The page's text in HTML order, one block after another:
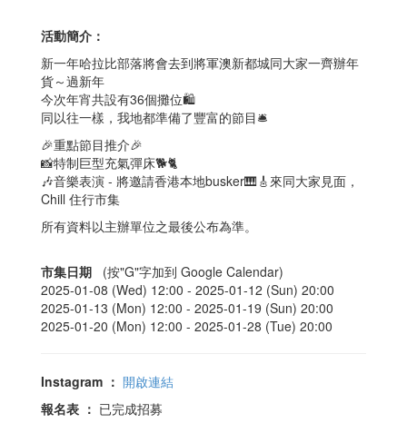
活動簡介：
新一年哈拉比部落將會去到將軍澳新都城同大家一齊辦年
貨～過新年
今次年宵共設有36個攤位🛍️
同以往一樣，我地都準備了豐富的節目🛎️
🎉重點節目推介🎉
📸特制巨型充氣彈床🐕🐈
🎶音樂表演 - 將邀請香港本地busker🎹🎸來同大家見面，
Chill 住行市集
所有資料以主辦單位之最後公布為準。
市集日期
(按"G"字加到 Google Calendar)
2025-01-08 (Wed) 12:00 - 2025-01-12 (Sun) 20:00
2025-01-13 (Mon) 12:00 - 2025-01-19 (Sun) 20:00
2025-01-20 (Mon) 12:00 - 2025-01-28 (Tue) 20:00
Instagram ： 開啟連結
報名表 ： 已完成招募